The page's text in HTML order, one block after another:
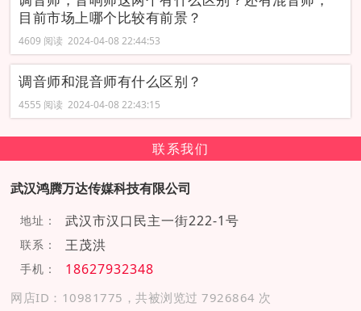
目前市场上哪个比较有前景？
4609 阅读 2024-04-08 22:44:53
调音师和混音师有什么区别？
4555 阅读 2024-04-08 22:43:15
联系我们
武汉鸿腾万达传媒科技有限公司
地址： 武汉市汉口民主一街222-1号
联系： 王茂洪
手机： 18627932348
网店ID：10981775，共被浏览过 7926864 次